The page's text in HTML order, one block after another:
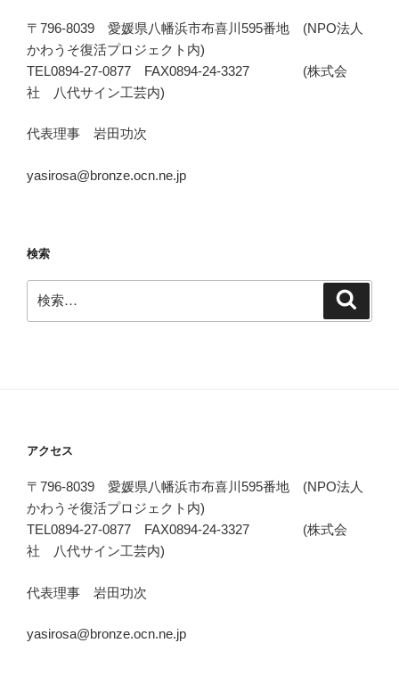
〒796-8039 愛媛県八幡浜市布喜川595番地 (NPO法人
かわうそ復活プロジェクト内)
TEL0894-27-0877 FAX0894-24-3327 (株式会
社 八代サイン工芸内)
代表理事 岩田功次
yasirosa@bronze.ocn.ne.jp
検索
索:
アクセス
〒796-8039 愛媛県八幡浜市布喜川595番地 (NPO法人
かわうそ復活プロジェクト内)
TEL0894-27-0877 FAX0894-24-3327 (株式会
社 八代サイン工芸内)
代表理事 岩田功次
yasirosa@bronze.ocn.ne.jp